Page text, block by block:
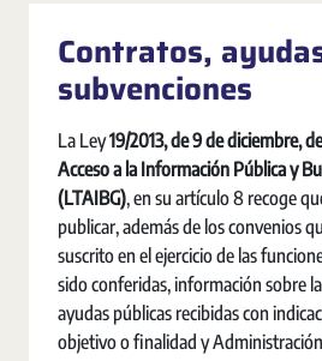
Contratos,
subvenciones
La Ley19/2013, de 9 de diciembre,
Acceso a la Información Pública y
(LTAIBG), en su artículo 8 recoge
publicar, además de los convenios
suscrito en el ejercicio de las
sido conferidas, información sobre
ayudas públicas recibidas con
objetivo o finalidad y